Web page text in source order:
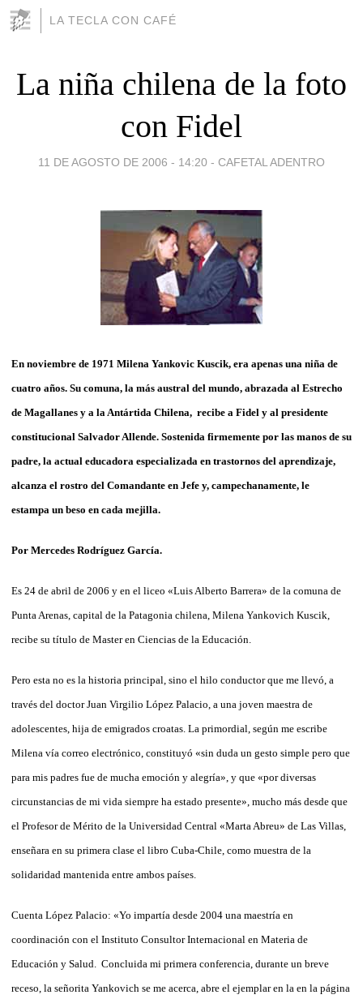
LA TECLA CON CAFÉ
La niña chilena de la foto
con Fidel
11 DE AGOSTO DE 2006 - 14:20 - CAFETAL ADENTRO
En noviembre de 1971 Milena Yankovic Kuscik, era apenas una niña de
cuatro años. Su comuna, la más austral del mundo, abrazada al Estrecho
de Magallanes y a la Antártida Chilena, recibe a Fidel y al presidente
constitucional Salvador Allende. Sostenida firmemente por las manos de su
padre, la actual educadora especializada en trastornos del aprendizaje,
alcanza el rostro del Comandante en Jefe y, campechanamente, le
estampa un beso en cada mejilla.
Por Mercedes Rodríguez García.
Es 24 de abril de 2006 y en el liceo «Luis Alberto Barrera» de la comuna de
Punta Arenas, capital de la Patagonia chilena, Milena Yankovich Kuscik,
recibe su título de Master en Ciencias de la Educación.
Pero esta no es la historia principal, sino el hilo conductor que me llevó, a
través del doctor Juan Virgilio López Palacio, a una joven maestra de
adolescentes, hija de emigrados croatas. La primordial, según me escribe
Milena vía correo electrónico, constituyó «sin duda un gesto simple pero que
para mis padres fue de mucha emoción y alegría», y que «por diversas
circunstancias de mi vida siempre ha estado presente», mucho más desde que
el Profesor de Mérito de la Universidad Central «Marta Abreu» de Las Villas,
enseñara en su primera clase el libro Cuba-Chile, como muestra de la
solidaridad mantenida entre ambos países.
Cuenta López Palacio: «Yo impartía desde 2004 una maestría en
coordinación con el Instituto Consultor Internacional en Materia de
Educación y Salud.
Concluida mi primera conferencia, durante un breve
receso, la señorita Yankovich se me acerca, abre el ejemplar en la en la página